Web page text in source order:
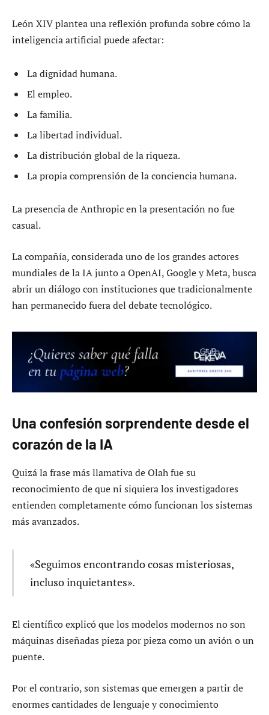
León XIV plantea una reflexión profunda sobre cómo la
inteligencia artificial puede afectar:
La dignidad humana.
El empleo.
La familia.
La libertad individual.
La distribución global de la riqueza.
La propia comprensión de la conciencia humana.
La presencia de Anthropic en la presentación no fue
casual.
La compañía, considerada uno de los grandes actores
mundiales de la IA junto a OpenAI, Google y Meta, busca
abrir un diálogo con instituciones que tradicionalmente
han permanecido fuera del debate tecnológico.
Una confesión sorprendente desde el
corazón de la IA
Quizá la frase más llamativa de Olah fue su
reconocimiento de que ni siquiera los investigadores
entienden completamente cómo funcionan los sistemas
más avanzados.
«Seguimos encontrando cosas misteriosas,
incluso inquietantes».
El científico explicó que los modelos modernos no son
máquinas diseñadas pieza por pieza como un avión o un
puente.
Por el contrario, son sistemas que emergen a partir de
enormes cantidades de lenguaje y conocimiento